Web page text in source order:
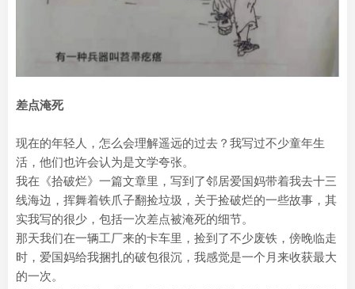
差点淹死
现在的年轻人，怎么会理解遥远的过去？我写过不少童年生
活，他们也许会认为是文学夸张。
我在《拾破烂》一篇文章里，写到了邻居爱国妈带着我去十三
线海边，挥舞着铁爪子翻捡垃圾，关于捡破烂的一些故事，其
实我写的很少，包括一次差点被淹死的细节。
那天我们在一辆工厂来的卡车里，捡到了不少废铁，傍晚临走
时，爱国妈给我捆扎的破包很沉，我感觉是一个月来收获最大
的一次。